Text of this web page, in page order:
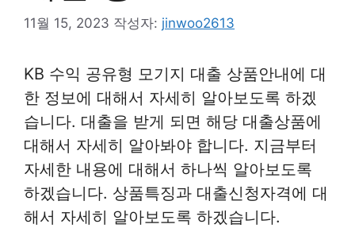
11월 15, 2023 작성자: jinwoo2613
KB 수익 공유형 모기지 대출 상품안내에 대
한 정보에 대해서 자세히 알아보도록 하겠
습니다. 대출을 받게 되면 해당 대출상품에
대해서 자세히 알아봐야 합니다. 지금부터
자세한 내용에 대해서 하나씩 알아보도록
하겠습니다. 상품특징과 대출신청자격에 대
해서 자세히 알아보도록 하겠습니다.